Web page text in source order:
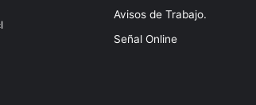
Avisos de Trabajo.
Señal Online